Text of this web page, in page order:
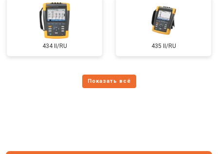
434 II/RU 435 II/RU